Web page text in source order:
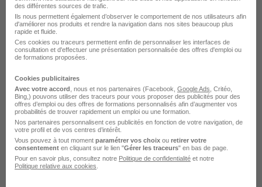
Saint-Jacques-de-la-Lande - 35
CDI
60 000 - 80 000 € / an
Télétravail complet
Responsable Régional en Gestion de
des différentes sources de trafic.
Ils nous permettent également d’observer le comportement de nos utilisateurs afin
d'améliorer nos produits et rendre la navigation dans nos sites beaucoup plus
rapide et fluide.
Ces cookies ou traceurs permettent enfin de personnaliser les interfaces de
consultation et d'effectuer une présentation personnalisée des offres d'emploi ou
de formations proposées.
Cookies publicitaires
Avec votre accord , nous et nos partenaires (Facebook, Google Ads , Critéo,
Bing,) pouvons utiliser des traceurs pour vous proposer des publicités pour des
offres d’emploi ou des offres de formations personnalisés afin d’augmenter vos
probabilités de trouver rapidement un emploi ou une formation.
Nos partenaires personnalisent ces publicités en fonction de votre navigation, de
votre profil et de vos centres d’intérêt.
Vous pouvez à tout moment paramétrer vos choix ou retirer votre
consentement en cliquant sur le lien "Gérer les traceurs" en bas de page.
Pour en savoir plus, consultez notre Politique de confidentialité et notre
Politique relative aux cookies